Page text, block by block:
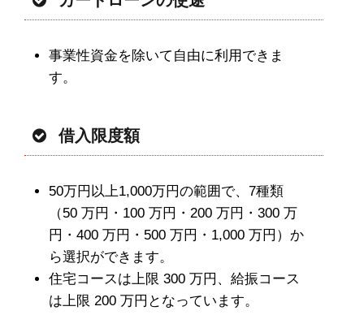
事業性資金を除いて自由に利用できま
す。
借入限度額
50万円以上1,000万円の範囲で、7種類
（50 万円・100 万円・200 万円・300 万
円・400 万円・500 万円・1,000 万円）か
ら選択ができます。
住宅コースは上限 300 万円、給振コース
は上限 200 万円となっています。